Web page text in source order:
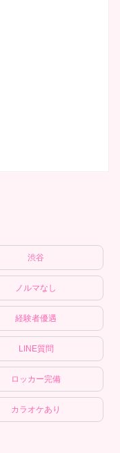
渋谷
ノルマなし
経験者優遇
LINE質問
ロッカー完備
カラオケあり